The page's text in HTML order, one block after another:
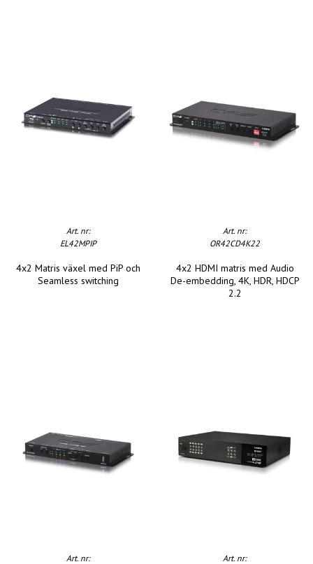
Art. nr:
EL42MPIP
4x2 Matris växel med PiP och
Seamless switching
Art. nr:
OR42CD4K22
4x2 HDMI matris med Audio
De-embedding, 4K, HDR, HDCP
2.2
Art. nr:
Art. nr: